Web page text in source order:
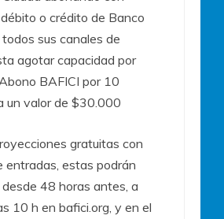
o crédito de Banco
sus canales de
agotar capacidad por
BAFICI por 10
un valor de $30.000
gratuitas con
entradas, estas podrán
48 horas antes, a
10 h en bafici.org, y en el